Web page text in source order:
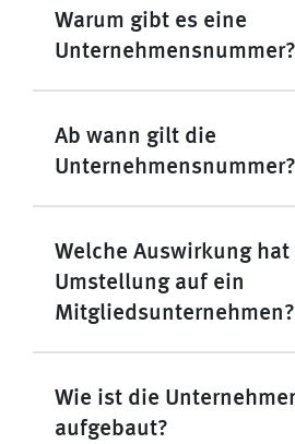
Warum gibt es eine
Unternehmensnummer?
Ab wann gilt die
Unternehmensnummer?
Welche Auswirkung
Umstellung auf ein
Mitgliedsunternehmen?
Wie ist die
aufgebaut?